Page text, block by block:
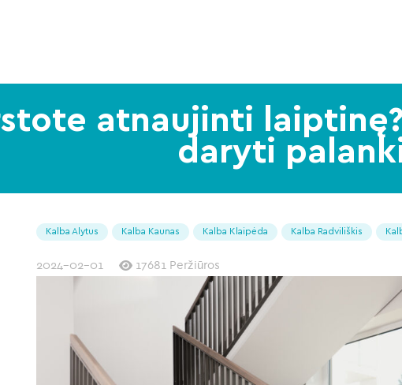
atnaujinti
daryti
Kalba Alytus Kalba Kaunas Kalba Klaipėda Kalba Radviliškis
2024-02-01 17681 Peržiūros